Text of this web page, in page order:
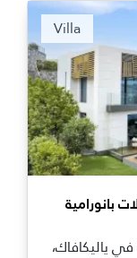
Villa
بانورامية
ياليكافاك،